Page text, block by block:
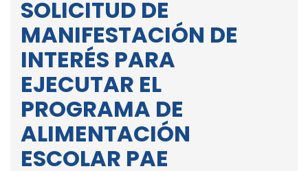
SOLICITUD DE
MANIFESTACIÓN DE
INTERÉS PARA
EJECUTAR EL
PROGRAMA DE
ALIMENTACIÓN
ESCOLAR PAE